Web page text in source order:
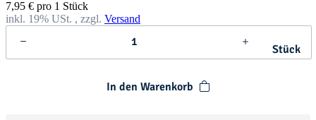
7,95 € pro 1 Stück
inkl. 19% USt. , zzgl. Versand
Stück
In den Warenkorb